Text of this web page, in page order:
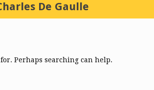
De Gaulle
Perhaps searching can help.